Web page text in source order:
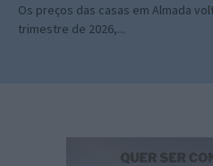
Os preços das casas em Almada
trimestre de 2026,...